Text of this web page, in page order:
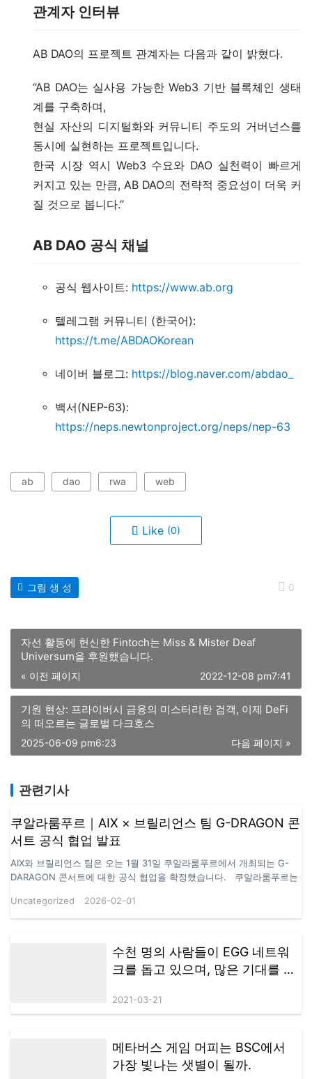
관계자 인터뷰
AB DAO의 프로젝트 관계자는 다음과 같이 밝혔다.
“AB DAO는 실사용 가능한 Web3 기반 블록체인 생태
계를 구축하며,
현실 자산의 디지털화와 커뮤니티 주도의 거버넌스를
동시에 실현하는 프로젝트입니다.
한국 시장 역시 Web3 수요와 DAO 실천력이 빠르게
커지고 있는 만큼, AB DAO의 전략적 중요성이 더욱 커
질 것으로 봅니다.”
AB DAO 공식 채널
공식 웹사이트: https://www.ab.org
텔레그램 커뮤니티 (한국어):
https://t.me/ABDAOKorean
네이버 블로그: https://blog.naver.com/abdao_
백서(NEP-63):
https://neps.newtonproject.org/neps/nep-63
ab dao rwa web
Like (0)
0
그림 생 성
자선 활동에 헌신한 Fintoch는 Miss & Mister Deaf
Universum을 후원했습니다.
« 이전 페이지 2022-12-08 pm7:41
기원 현상: 프라이버시 금융의 미스터리한 검객, 이제 DeFi
의 떠오르는 글로벌 다크호스
다음 페이지 »
2025-06-09 pm6:23
관련기사
쿠알라룸푸르｜AIX × 브릴리언스 팀 G-DRAGON 콘
서트 공식 협업 발표
AIX와 브릴리언스 팀은 오는 1월 31일 쿠알라룸푸르에서 개최되는 G-
DARAGON 콘서트에 대한 공식 협업을 확정했습니다. 쿠알라룸푸르는
과 글로벌 문화 영향력을 동시에 갖춘 도시입니다. 여기에 G-DRAGON
의 국제적인 아티스트 영향력이 더해지며,이번 협업은 AIX가 해외 인지
브릴리언스 팀은 AIX를 핵심 전략 파트너로 공식 편입했으며,양측은 자
원 배분, 실행 속도, 중장기 목표 전반에 걸쳐 안정적인 협업 구조를 구축
해 왔습니다. 또한 지난 1년간 AIX의 성장과 확장 과정에서 지속적으로
Uncategorized 2026-02-01
수천 명의 사람들이 EGG 네트워
크를 돕고 있으며, 많은 기대를 모
Consensus Forum이 하이커 우에
2021-03-21
메타버스 게임 머피는 BSC에서
가장 빛나는 샛별이 될까.